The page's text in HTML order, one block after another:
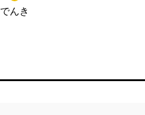
でんき